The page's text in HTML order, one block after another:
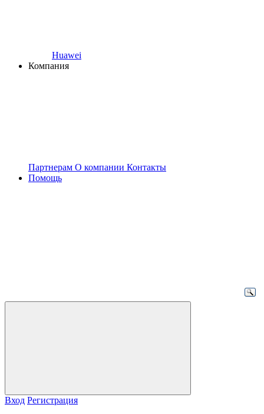
Huawei
Компания
Партнерам О компании Контакты
Помощь
Вход Регистрация